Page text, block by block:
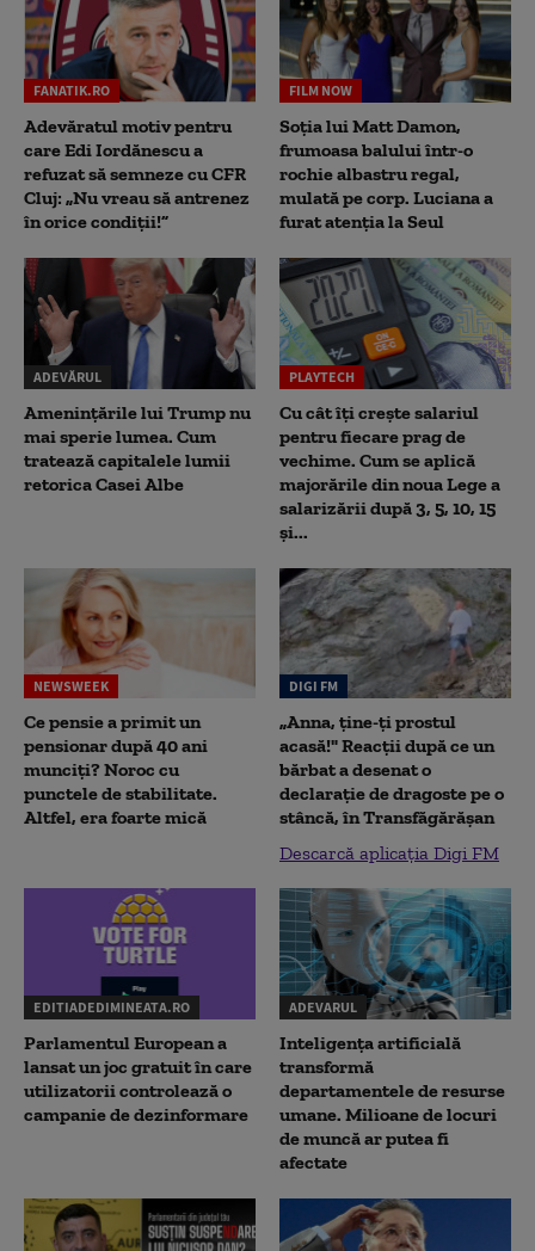
FANATIK.RO
Adevăratul motiv pentru
care Edi Iordănescu a
refuzat să semneze cu CFR
Cluj: „Nu vreau să antrenez
în orice condiții!”
FILM NOW
Soția lui Matt Damon,
frumoasa balului într-o
rochie albastru regal,
mulată pe corp. Luciana a
furat atenția la Seul
ADEVĂRUL
Amenințările lui Trump nu
mai sperie lumea. Cum
tratează capitalele lumii
retorica Casei Albe
PLAYTECH
Cu cât îți crește salariul
pentru fiecare prag de
vechime. Cum se aplică
majorările din noua Lege a
salarizării după 3, 5, 10, 15
și...
NEWSWEEK
Ce pensie a primit un
pensionar după 40 ani
munciți? Noroc cu
punctele de stabilitate.
Altfel, era foarte mică
DIGI FM
„Anna, ţine-ţi prostul
acasă!" Reacţii după ce un
bărbat a desenat o
declaraţie de dragoste pe o
stâncă, în Transfăgărăşan
Descarcă aplicația Digi FM
EDITIADEDIMINEATA.RO
Parlamentul European a
lansat un joc gratuit în care
utilizatorii controlează o
campanie de dezinformare
ADEVARUL
Inteligența artificială
transformă
departamentele de resurse
umane. Milioane de locuri
de muncă ar putea fi
afectate